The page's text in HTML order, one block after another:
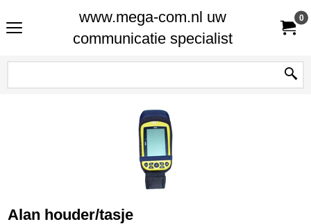
www.mega-com.nl uw
communicatie specialist
0
Alan houder/tasje